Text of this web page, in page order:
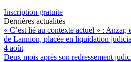
Inscription gratuite
Dernières actualités
« C’est lié au contexte actuel » : Anzar,
de Lannion, placée en liquidation
4 août
Deux mois après son redressement